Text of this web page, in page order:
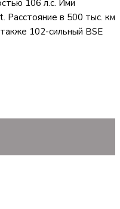
106 л.с. Ими
в 500 тыс. км
102-сильный BSE